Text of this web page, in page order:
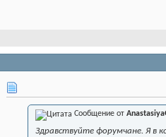
Сообщение от
Здравствуйте форумчане. Я в